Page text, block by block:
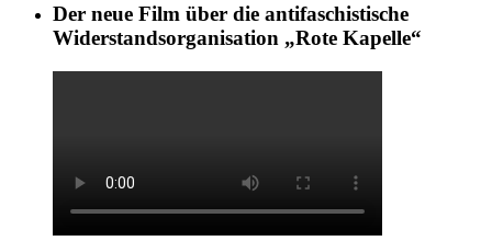
Der neue Film über die antifaschistische
Widerstandsorganisation „Rote Kapelle“